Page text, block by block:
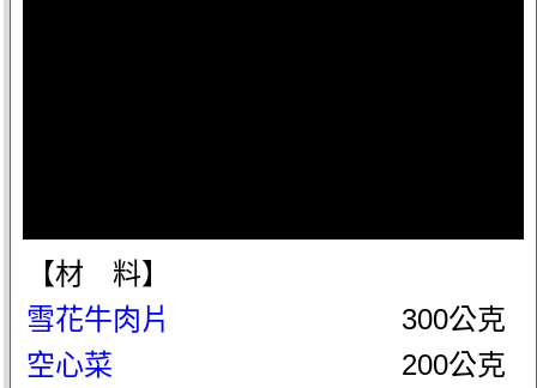
【材 料】
雪花牛肉片
300公克
空心菜
200公克